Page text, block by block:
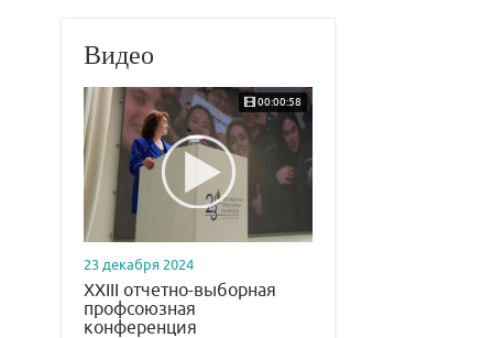
Видео
00:00:58
23 декабря 2024
XXIII отчетно-выборная
профсоюзная
конференция